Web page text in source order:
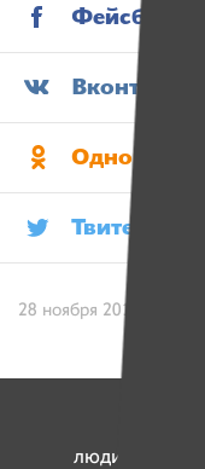
Фейсбук
Вконтакте
Твитер
28 ноября 2017 /
люди